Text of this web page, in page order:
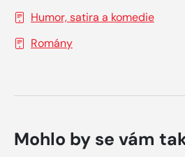
Humor, satira a komedie
Romány
Mohlo by se vám